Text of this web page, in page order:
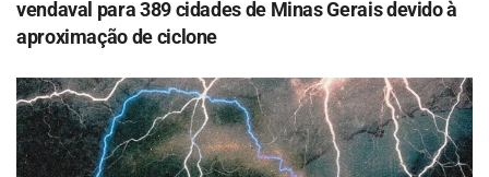
vendaval para 389 cidades de Minas Gerais devido à
aproximação de ciclone